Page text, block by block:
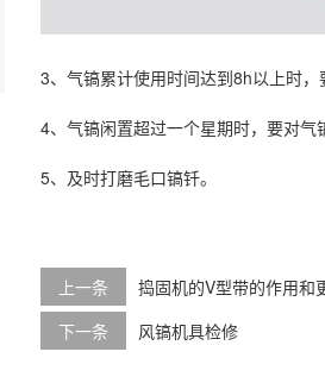
3、气镐累计使用时间达到8h以上时，
4、气镐闲置超过一个星期时，要对气
5、及时打磨毛口镐钎。
上一条
捣固机的V型带的作用和
下一条
风镐机具检修